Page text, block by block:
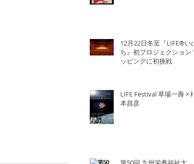
12月22日冬至『LIFE®︎いの
ち』初プロジェクションマ
ッピングに初挑戦
LIFE Festival 草場一壽 × 橋
本昌彦